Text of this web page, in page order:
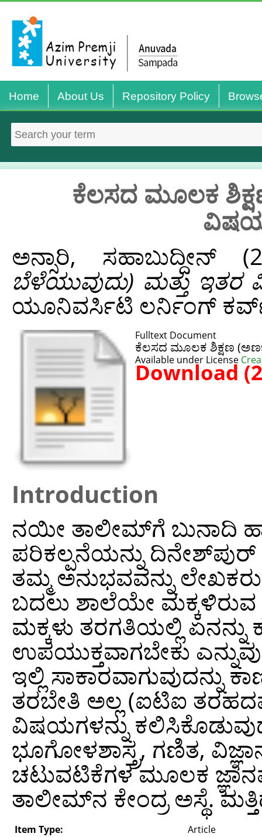
Home About Us Repository Policy
ಕೆಲಸದ ಮೂಲಕ
ಅನ್ಸಾರಿ, ಸಹಾಬುದ್ದೀನ್
ಬೆಳೆಯುವುದು) ಮತ್ತು
ಯೂನಿವರ್ಸಿಟಿ ಲರ್ನಿಂಗ್ ಕರ್ವ್
Fulltext Document
ಕೆಲಸದ ಮೂಲಕ ಶಿಕ್ಷಣ
Available under License
Download
Introduction
ನಯೀ ತಾಲೀಮ್‍ಗೆ ಬುನಾದಿ
ಪರಿಕಲ್ಪನೆಯನ್ನು
ತಮ್ಮ ಅನುಭವವನ್ನು
ಬದಲು ಶಾಲೆಯೇ ಮಕ್ಕಳಿರುವ
ಮಕ್ಕಳು ತರಗತಿಯಲ್ಲಿ
ಉಪಯುಕ್ತವಾಗಬೇಕು
ಇಲ್ಲಿ
ತರಬೇತಿ ಅಲ್ಲ (ಐಟಿಐ
ವಿಷಯಗಳನ್ನು
ಭೂಗೋಳಶಾಸ್ತ್ರ, ಗಣಿತ,
ಚಟುವಟಿಕೆಗಳ ಮೂಲಕ
ತಾಲೀಮ್‍ನ ಕೇಂದ್ರ ಅಸ್ಥೆ.
Item Type:
Article